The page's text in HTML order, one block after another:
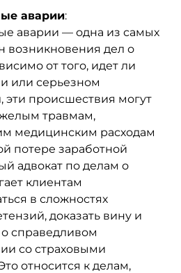
аварии:
аварии — одна из самых
возникновения дел о
от того, идет ли
или серьезном
эти происшествия могут
травмам,
медицинским расходам
потере заработной
адвокат по делам о
клиентам
в сложностях
доказать вину и
справедливом
со страховыми
относится к делам,